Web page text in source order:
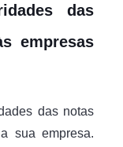
das
empresas
das notas
sua empresa.